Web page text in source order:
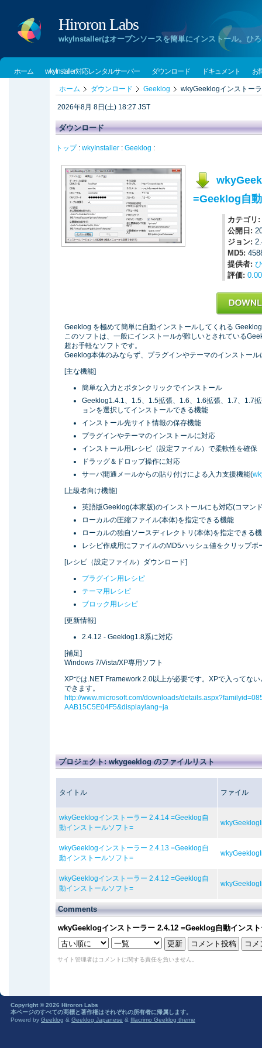
Hiroron Labs
wkyInstallerはオープンソースを簡単にインストール。ひ
ホーム wkyInstaller対応レンタルサーバー ダウンロード ドキュメント お
ホーム ダウンロード Geeklog wkyGeeklogインストー
2026年8月 8日(土) 18:27 JST
ダウンロード
トップ: wkyInstaller : Geeklog :
=Geeklog自
カテゴリ:
公開日:
ジョン:
MD5:
提供者:
評価: 0.00
Geeklog を極めて簡単に自動インストールしてくれる
このソフトは、一般にインストールが難しいとされている
超お手軽なソフトです。
Geeklog本体のみならず、プラグインやテーマのインストー
[主な機能]
簡単な入力とボタンクリックでインストール
Geeklog1.4.1、1.5、1.5拡張、1.6、1.6拡張、1.7、1.7
ョンを選択してインストールできる機能
インストール先サイト情報の保存機能
プラグインやテーマのインストールに対応
インストール用レシピ（設定ファイル）で柔軟性を確保
ドラッグ＆ドロップ操作に対応
サーバ開通メールからの貼り付けによる入力支援機能(
[上級者向け機能]
英語版Geeklog(本家版)のインストールにも対応(コマン
ローカルの圧縮ファイル(本体)を指定できる機能
ローカルの独自ソースディレクトリ(本体)を指定できる
レシピ作成用にファイルのMD5ハッシュ値をクリップボ
[レシピ（設定ファイル）ダウンロード]
プラグイン用レシピ
テーマ用レシピ
ブロック用レシピ
[更新情報]
2.4.12 - Geeklog1.8系に対応
[補足]
Windows 7/Vista/XP専用ソフト
XPでは.NET Framework 2.0以上が必要です。XPで入ってな
できます。
http://www.microsoft.com/downloads/
AAB15C5E04F5&displaylang=ja
プロジェクト: wkygeeklog のファイルリスト
タイトル ファイル
wkyGeeklogインストーラー 2.4.14 =Geeklog自
動インストールソフト=
wkyGeeklogインストーラー 2.4.13 =Geeklog自
動インストールソフト=
wkyGeeklogインストーラー 2.4.12 =Geeklog自
動インストールソフト=
Comments
wkyGeeklogインストーラー 2.4.12 =Geeklog自動インス
サイト管理者はコメントに関する責任を負いません。
Copyright © 2026 Hiroron Labs
本ページのすべての商標と著作権はそれぞれの所有者に帰属します。
Powerd by Geeklog & Geeklog Japanese & Illacrimo Geeklog theme